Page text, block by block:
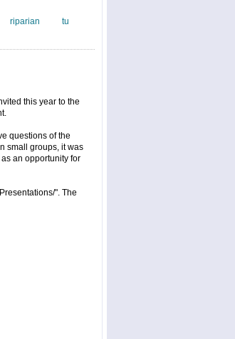
riparian
tu
this year to the
questions of the
small groups, it was
an opportunity for
". The